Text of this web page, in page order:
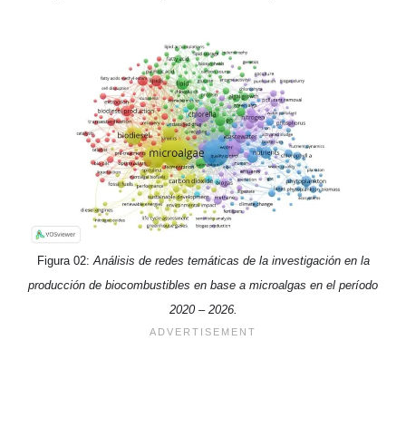
Figura 02: Análisis de redes temáticas de la investigación en la
producción de biocombustibles en base a microalgas en el período
2020 – 2026.